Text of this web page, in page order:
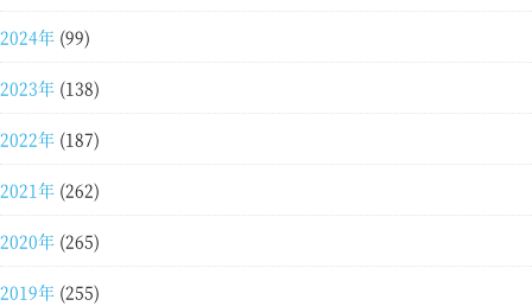
2024年 (99)
2023年 (138)
2022年 (187)
2021年 (262)
2020年 (265)
2019年 (255)